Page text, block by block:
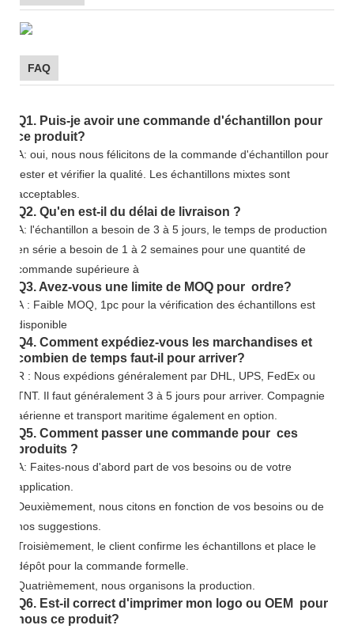
FAQ
Q1. Puis-je avoir une commande d'échantillon pour
ce produit?
A: oui, nous nous félicitons de la commande d'échantillon pour
tester et vérifier la qualité. Les échantillons mixtes sont
acceptables.
Q2. Qu'en est-il du délai de livraison ?
A: l'échantillon a besoin de 3 à 5 jours, le temps de production
en série a besoin de 1 à 2 semaines pour une quantité de
commande supérieure à
Q3. Avez-vous une limite de MOQ pour ordre?
A : Faible MOQ, 1pc pour la vérification des échantillons est
disponible
Q4. Comment expédiez-vous les marchandises et
combien de temps faut-il pour arriver?
R : Nous expédions généralement par DHL, UPS, FedEx ou
TNT. Il faut généralement 3 à 5 jours pour arriver. Compagnie
aérienne et transport maritime également en option.
Q5. Comment passer une commande pour ces
produits ?
A: Faites-nous d'abord part de vos besoins ou de votre
application.
Deuxièmement, nous citons en fonction de vos besoins ou de
nos suggestions.
Troisièmement, le client confirme les échantillons et place le
dépôt pour la commande formelle.
Quatrièmement, nous organisons la production.
Q6. Est-il correct d'imprimer mon logo ou OEM pour
nous ce produit?